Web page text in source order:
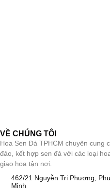
VỀ CHÚNG TÔI
Hoa Sen Đá TPHCM chuyên cung
đáo, kết hợp sen đá với các loại
giao hoa tận nơi.
462/21 Nguyễn Tri Phương,
Minh